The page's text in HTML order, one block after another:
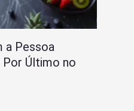
a Pessoa
Por Último no